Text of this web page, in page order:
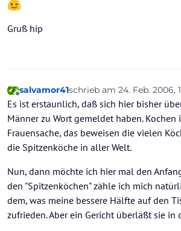
Gruß hip
Offline
salvamor41schrieb am 24. Feb. 2006,
zuletzt editiert von
Es ist erstaunlich, daß sich hier bisher
Männer zu Wort gemeldet haben. Kochen
Frauensache, das beweisen die vielen
die Spitzenköche in aller Welt.
Nun, dann möchte ich hier mal den
den "Spitzenköchen" zähle ich mich
dem, was meine bessere Hälfte auf den
zufrieden. Aber ein Gericht überläßt sie in